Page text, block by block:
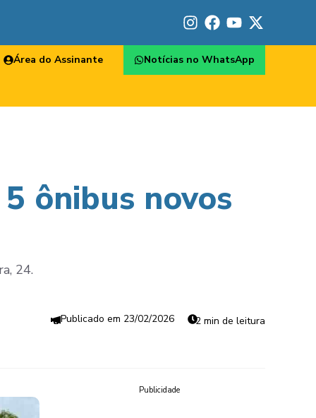
Área do Assinante Notícias no WhatsApp
ônibus novos
24.
23/02/2026 2 min de leitura
Publicidade